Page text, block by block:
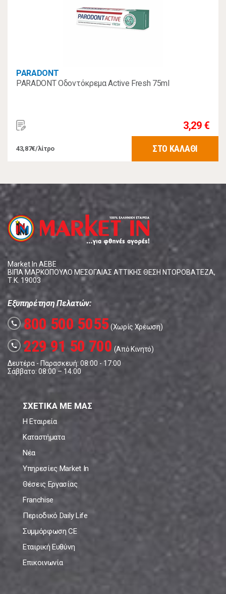
PARADONT
PARADONT Οδοντόκρεμα Active Fresh 75ml
3,29 €
43,87€/λίτρο ΣΤΟ ΚΑΛΑΘΙ
Market In ΑΕΒΕ
ΒΙΠΑ ΜΑΡΚΟΠΟΥΛΟ ΜΕΣΟΓΑΙΑΣ ΑΤΤΙΚΗΣ ΘΕΣΗ ΝΤΟΡΟΒΑΤΕΖΑ,
Τ.Κ. 19003
Εξυπηρέτηση Πελατών:
call 800 500 5055(Χωρίς Χρέωση)
call 229 91 50 700 (Από Κινητό)
Δευτέρα - Παρασκευή: 08:00 - 17:00
Σάββατο: 08:00 – 14:00
ΣΧΕΤΙΚΑ ΜΕ ΜΑΣ
Η Εταιρεία
Καταστήματα
Νέα
Υπηρεσίες Market In
Θέσεις Εργασίας
Franchise
Περιοδικό Daily Life
Συμμόρφωση CE
Εταιρική Ευθύνη
Επικοινωνία